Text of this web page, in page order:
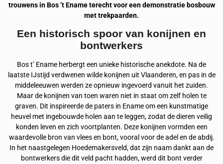
trouwens in Bos ’t Ename terecht voor een demonstratie bosbouw
met trekpaarden.
Een historisch spoor van konijnen en
bontwerkers
Bos t’ Ename herbergt een unieke historische anekdote. Na de
laatste IJstijd verdwenen wilde konijnen uit Vlaanderen, en pas in de
middeleeuwen werden ze opnieuw ingevoerd vanuit het zuiden.
Maar de konijnen van toen waren niet in staat om zelf holen te
graven. Dit inspireerde de paters in Ename om een kunstmatige
heuvel met ingebouwde holen aan te leggen, zodat de dieren veilig
konden leven en zich voortplanten. Deze konijnen vormden een
waardevolle bron van vlees en bont, vooral voor de adel en de abdij.
In het naastgelegen Hoedemakersveld, dat zijn naam dankt aan de
bontwerkers die dit veld pacht hadden, werd dit bont verder